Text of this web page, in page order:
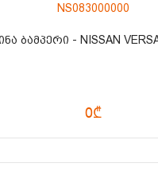
NS083000000
ᲑᲐᲛᲞᲔᲠᲘ - NISSAN
0₾